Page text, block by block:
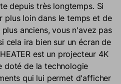
depuis très longtemps. Si
plus loin dans le temps et de
anciens, vous n'avez pas
cela ira bien sur un écran de
est un projecteur 4K
doté de la technologie
qui lui permet d'afficher